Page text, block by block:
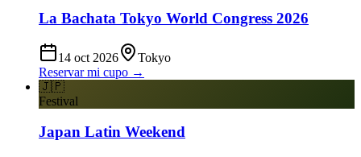
La Bachata Tokyo World Congress 2026
14 oct 2026
Tokyo
Reservar mi cupo →
🇯🇵
Festival
Japan Latin Weekend